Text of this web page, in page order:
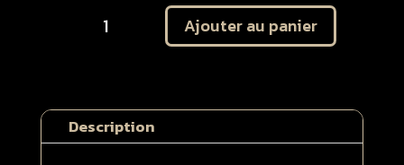
monobloc
SUZUKI
Ajouter au panier
Description